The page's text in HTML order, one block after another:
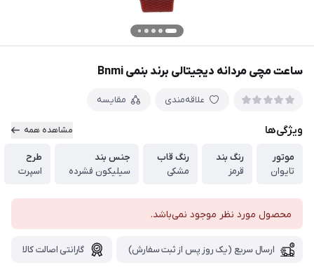
ساعت مچی مردانه دیجیتالی برند بنمی Bnmi
علاقه‌مندی مقایسه
ویژگی‌ها مشاهده همه
موتور
تایوان
رنگ بند
قرمز
رنگ قاب
مشکی
جنس بند
سیلیکون فشرده
طرح
اسپرت
محصول مورد نظر موجود نمی‌باشد.
ارسال سریع (یک روز پس از ثبت سفارش) گارانتی اصالت کالا